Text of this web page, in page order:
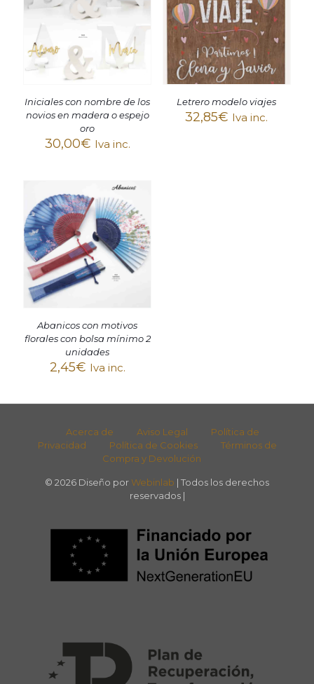
Iniciales con nombre de los
novios en madera o espejo
oro
30,00€ Iva inc.
Letrero modelo viajes
32,85€ Iva inc.
Abanicos con motivos
florales con bolsa mínimo 2
unidades
2,45€ Iva inc.
Acerca de Aviso Legal
Política de
Privacidad
Política de Cookies
Términos de
Compra y Devolución
© 2026 Diseño por Webinlab | Todos los derechos
reservados |